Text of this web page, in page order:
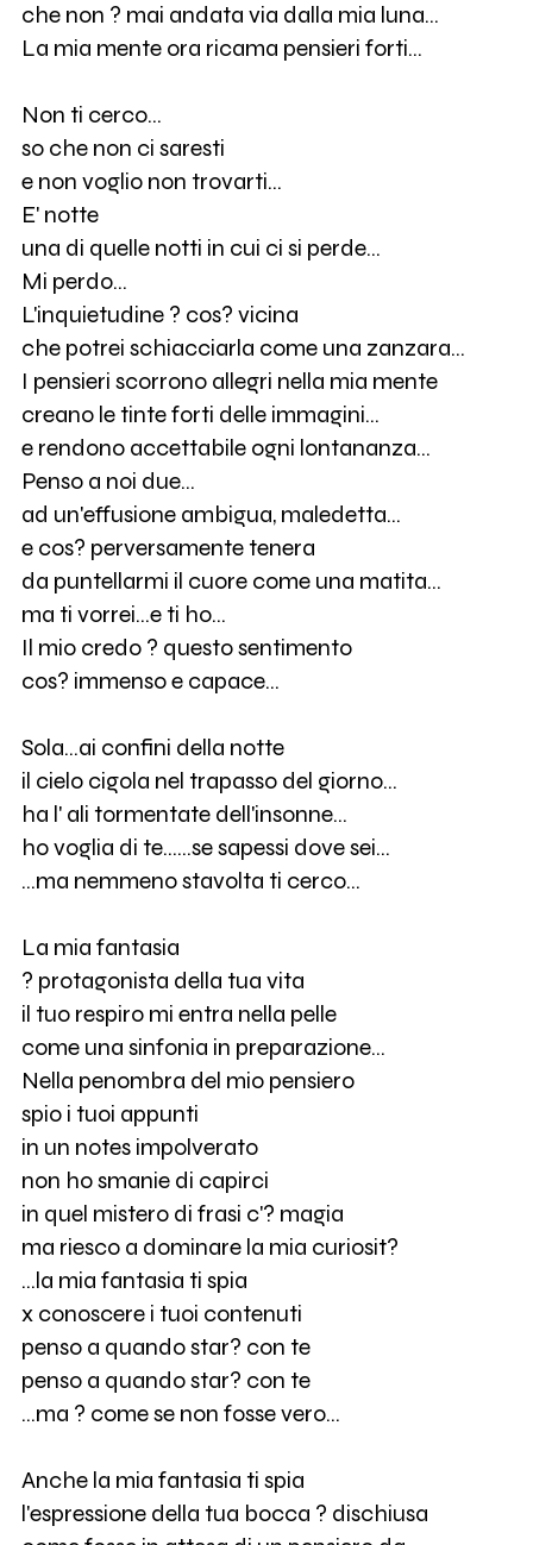
che non ? mai andata via dalla mia luna...
La mia mente ora ricama pensieri forti...
Non ti cerco...
so che non ci saresti
e non voglio non trovarti...
E' notte
una di quelle notti in cui ci si perde...
Mi perdo...
L'inquietudine ? cos? vicina
che potrei schiacciarla come una zanzara...
I pensieri scorrono allegri nella mia mente
creano le tinte forti delle immagini...
e rendono accettabile ogni lontananza...
Penso a noi due...
ad un'effusione ambigua, maledetta...
e cos? perversamente tenera
da puntellarmi il cuore come una matita...
ma ti vorrei...e ti ho...
Il mio credo ? questo sentimento
cos? immenso e capace...
Sola...ai confini della notte
il cielo cigola nel trapasso del giorno...
ha l' ali tormentate dell'insonne...
ho voglia di te......se sapessi dove sei...
...ma nemmeno stavolta ti cerco...
La mia fantasia
? protagonista della tua vita
il tuo respiro mi entra nella pelle
come una sinfonia in preparazione...
Nella penombra del mio pensiero
spio i tuoi appunti
in un notes impolverato
non ho smanie di capirci
in quel mistero di frasi c'? magia
ma riesco a dominare la mia curiosit?
...la mia fantasia ti spia
x conoscere i tuoi contenuti
penso a quando star? con te
penso a quando star? con te
...ma ? come se non fosse vero...
Anche la mia fantasia ti spia
l'espressione della tua bocca ? dischiusa